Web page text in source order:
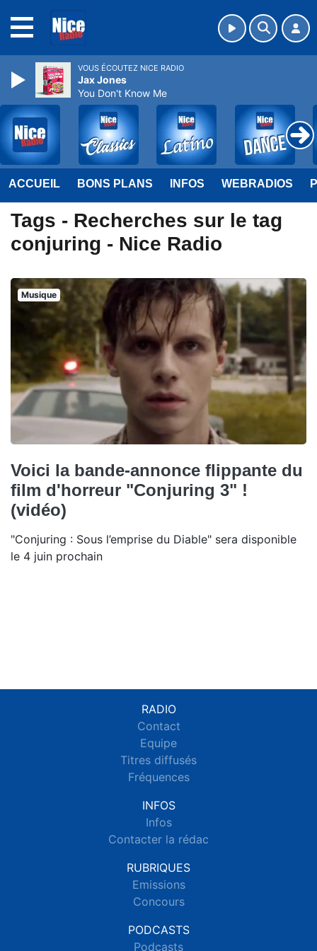
ACCUEIL BONS PLANS INFOS WEBRADIOS
Tags - Recherches sur le tag
conjuring - Nice Radio
Musique
Voici la bande-annonce flippante du
film d'horreur "Conjuring 3" !
(vidéo)
"Conjuring : Sous l’emprise du Diable" sera disponible
le 4 juin prochain
RADIO
Contact
Equipe
Titres diffusés
Fréquences
INFOS
Infos
Contacter la rédac
RUBRIQUES
Emissions
Concours
PODCASTS
Podcasts
VOUS ÉCOUTEZ NICE RADIO
Jax Jones
You Don't Know Me